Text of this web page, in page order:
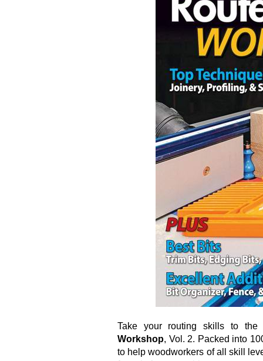
Take your routing skills to
Workshop, Vol. 2. Packed into
to help woodworkers of all skill